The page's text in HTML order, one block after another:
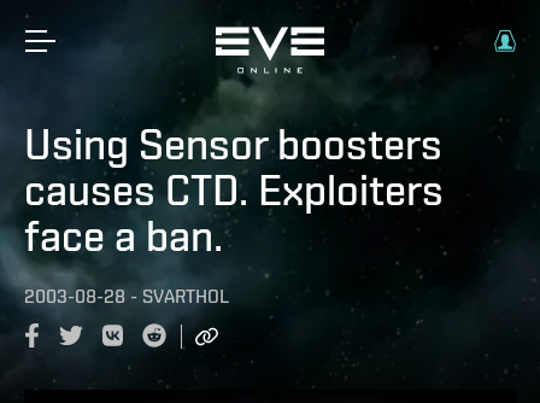
Using Sensor boosters
causes CTD. Exploiters
face a ban.
2003-08-28 - SVARTHOL